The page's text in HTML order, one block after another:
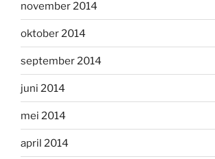
november 2014
oktober 2014
september 2014
juni 2014
mei 2014
april 2014